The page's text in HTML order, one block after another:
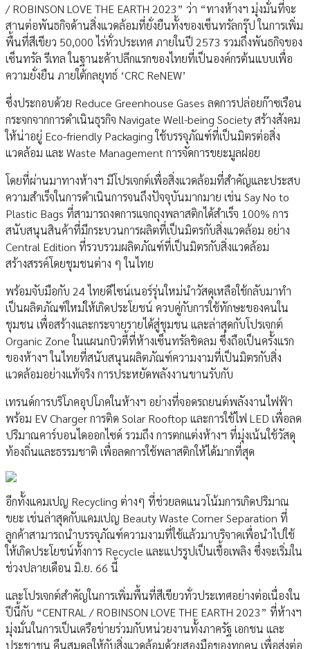
/ ROBINSON LOVE THE EARTH 2023” ว่า “ทางห้างฯ มุ่งมั่นที่จะ
สานต่อพันธกิจด้านสิ่งแวดล้อมที่ยั่งยืนทั้งของเซ็นทรัลกรุ๊ป ในการเพิ่ม
พื้นที่สีเขียว 50,000 ไร่ทั่วประเทศ ภายในปี 2573 รวมถึงพันธกิจของ
เซ็นทรัล รีเทล ในฐานะค้าปลีกแรกของไทยที่เป็นองค์กรต้นแบบเพื่อ
ความยั่งยืน ภายใต้กลยุทธ์ ‘CRC ReNEW’
ซึ่งประกอบด้วย Reduce Greenhouse Gases ลดการปล่อยก๊าซเรือน
กระจกจากการดำเนินธุรกิจ Navigate Well-being Society สร้างสังคม
ให้น่าอยู่ Eco-friendly Packaging ใช้บรรจุภัณฑ์ที่เป็นมิตรต่อสิ่ง
แวดล้อม และ Waste Management การจัดการขยะมูลฝอย
โดยที่ผ่านมาทางห้างฯ มีโปรเจกต์เพื่อสิ่งแวดล้อมที่สำคัญและประสบ
ความสำเร็จในการดำเนินการจนถึงปัจจุบันมากมาย เช่น Say No to
Plastic Bags ที่สามารถงดการแจกถุงพลาสติกได้สำเร็จ 100% การ
สนับสนุนสินค้าที่มีกระบวนการผลิตที่เป็นมิตรกับสิ่งแวดล้อม อย่าง
Central Edition ที่รวบรวมผลิตภัณฑ์ที่เป็นมิตรกับสิ่งแวดล้อม
สร้างสรรค์โดยชุมชนต่าง ๆ ในไทย
พร้อมจับมือกับ 24 ไทยดีไซน์เนอร์รุ่นใหม่นำวัสดุเหลือใช้กลับมาทำ
เป็นผลิตภัณฑ์ใหม่ให้เกิดประโยชน์ ควบคู่กับการใช้ทักษะของคนใน
ชุมชน เพื่อสร้างและกระจายรายได้สู่ชุมชน และล่าสุดกับโปรเจกต์
Organic Zone ในแผนกบิวตี้ที่ห้างเซ็นทรัลชิดลม ซึ่งถือเป็นครั้งแรก
ของห้างฯ ในไทยที่สนับสนุนผลิตภัณฑ์ความงามที่เป็นมิตรกับสิ่ง
แวดล้อมอย่างแท้จริง การประหยัดพลังงานขานรับกับ
เทรนด์การบริโภคอุปโภคในห้างฯ อย่างที่จอดรถยนต์พลังงานไฟฟ้า
พร้อม EV Charger การติด Solar Rooftop และการใช้ไฟ LED เพื่อลด
ปริมาณคาร์บอนไดออกไซด์ รวมถึง การตกแต่งห้างฯ ที่มุ่งเน้นใช้วัสดุ
ท้องถิ่นและธรรมชาติ เพื่อลดการใช้พลาสติกให้ได้มากที่สุด
อีกทั้งแคมเปญ Recycling ต่างๆ ที่ช่วยลดแนวโน้มการเกิดปริมาณ
ขยะ เช่นล่าสุดกับแคมเปญ Beauty Waste Corner Separation ที่
ลูกค้าสามารถนำบรรจุภัณฑ์ความงามที่ใช้แล้วมาบริจาคเพื่อนำไปใช้
ให้เกิดประโยชน์ทั้งการ Recycle และแปรรูปเป็นเชื้อเพลิง ซึ่งจะเริ่มใน
ช่วงปลายเดือน มิ.ย. 66 นี้
และโปรเจกต์สำคัญในการเพิ่มพื้นที่สีเขียวทั่วประเทศอย่างต่อเนื่องใน
ปีนี้กับ “CENTRAL / ROBINSON LOVE THE EARTH 2023” ที่ห้างฯ
มุ่งมั่นในการเป็นเครือข่ายร่วมกับหน่วยงานทั้งภาครัฐ เอกชน และ
ประชาชน คืนสมดุลให้กับสิ่งแวดล้อมด้วยสองมือของทุกคน เพื่อส่งต่อ